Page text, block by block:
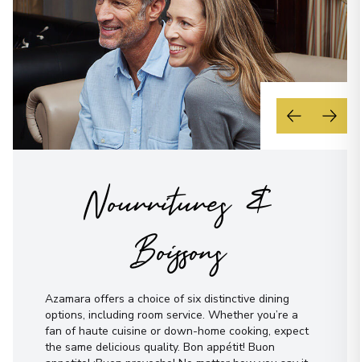
Nourritures &
Boissons
Azamara offers a choice of six distinctive dining
options, including room service. Whether you’re a
fan of haute cuisine or down-home cooking, expect
the same delicious quality. Bon appétit! Buon